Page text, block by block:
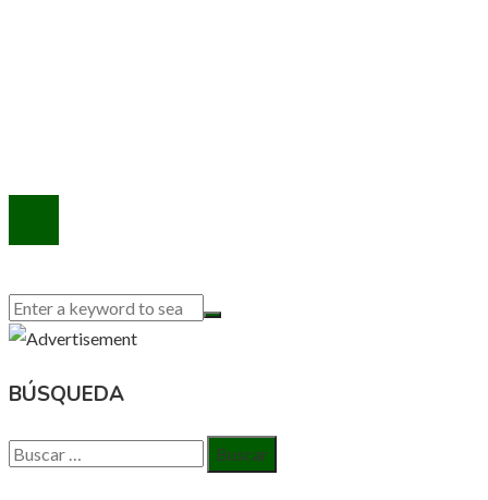
BÚSQUEDA
Buscar: